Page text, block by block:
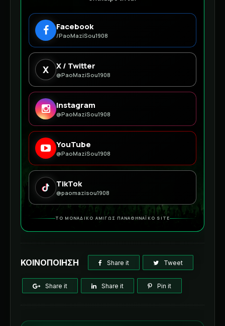
Facebook
/PaoMaziSou1908
X X / Twitter
@PaoMaziSou1908
Instagram
@PaoMaziSou1908
YouTube
@PaoMaziSou1908
TikTok
@paomazisou1908
ΤΟ ΜΟΝΑΔΙΚΟ ΑΜΙΓΩΣ ΠΑΝΑΘΗΝΑΪΚΟ SITE
ΚΟΙΝΟΠΟΙΗΣΗ Share it Tweet
Share it Share it Pin it